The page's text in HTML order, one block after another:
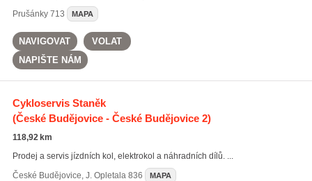
Prušánky713 MAPA
NAVIGOVAT
VOLAT
NAPIŠTE NÁM
Cykloservis Staněk
(České Budějovice - České Budějovice 2)
118,92 km
Prodej a servis jízdních kol, elektrokol a náhradních dílů. ...
České Budějovice, J. Opletala 836 MAPA